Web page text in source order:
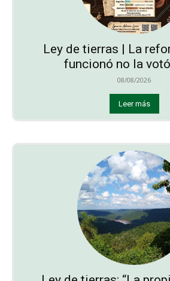
Ley de tierras | La
funcionó no la
08/08/2026
Leer más